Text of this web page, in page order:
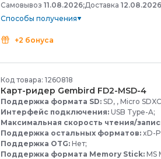
Самовывоз 11.08.2026;Доставка 12.08.2026
Способы получения
+2 бонуса
Код товара: 1260818
Карт-ридер Gembird FD2-MSD-4
Поддержка формата SD: SD, , Micro
Интерфейс подключения: USB Type-A;
Максимальная скорость чтения/
Поддержка остальных форматов: xD-
Поддержка OTG: Нет;
Поддержка формата Memory Stick: MS